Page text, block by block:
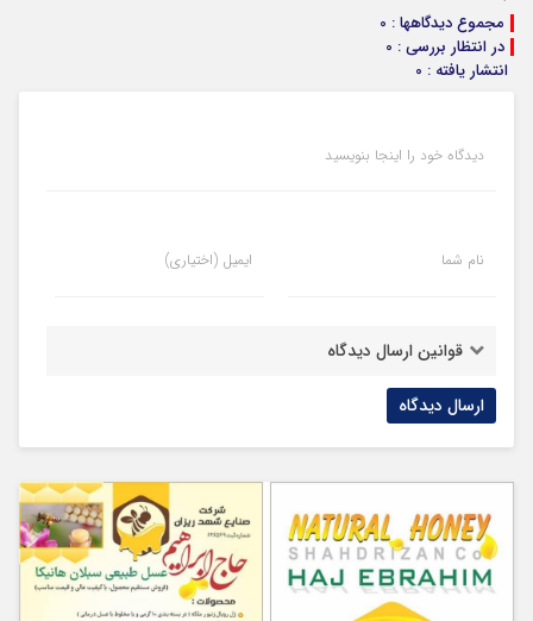
مجموع دیدگاهها : 0
در انتظار بررسی : 0
انتشار یافته : 0
دیدگاه خود را اینجا بنویسید
نام شما ایمیل (اختیاری)
قوانین ارسال دیدگاه